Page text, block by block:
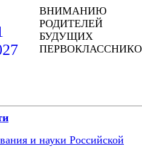
ВНИМАНИЮ
РОДИТЕЛЕЙ
БУДУЩИХ